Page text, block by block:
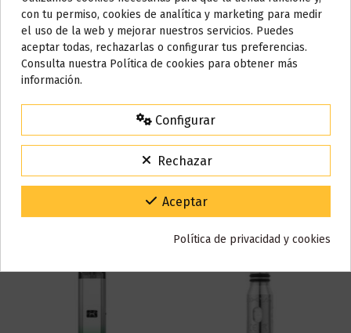
Detalles del producto
Reseñas (0)
También puede que te guste
Do not show again.
AVISO IMPORTANTE
Nos tomamos unos días
Todos los pedidos realizados desde el
15% de descuento
Para agradecerte la espera durante estos días.
Código:VACACIONES15
Gracias por tu paciencia y por seguir confiando en nosotros.
con tu permiso, cookies de analítica y marketing para medir
el uso de la web y mejorar nuestros servicios. Puedes
aceptar todas, rechazarlas o configurar tus preferencias.
Consulta nuestra Política de cookies para obtener más
información.
Configurar
Rechazar
Aceptar
Política de privacidad y cookies